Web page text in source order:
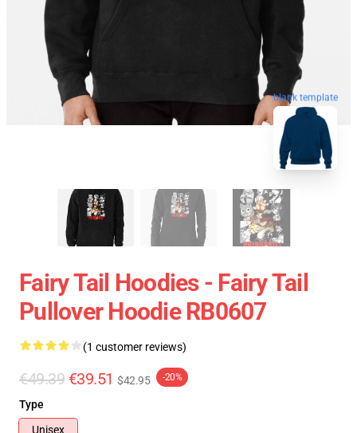
blank template
Fairy Tail Hoodies - Fairy Tail
Pullover Hoodie RB0607
(1 customer reviews)
€49.39 €39.51 $42.95 -20%
Type
Unisex